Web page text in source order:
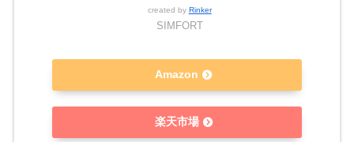
created by Rinker
SIMFORT
Amazon
楽天市場